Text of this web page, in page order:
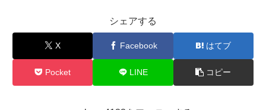
シェアする
X Facebook はてブ
Pocket LINE コピー